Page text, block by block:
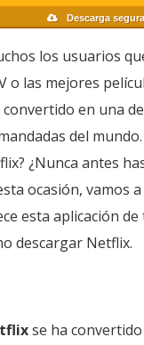
Descarga segura
los usuarios
o las mejores
en una
del
¿Nunca antes
ocasión, vamos
esta aplicación
descargar Netflix.
se ha